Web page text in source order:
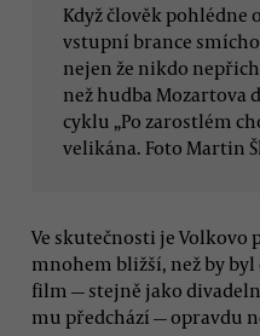
Když člověk pohlédne
vstupní brance
nejen že nikdo
než hudba
cyklu „Po zarostlém
velikána. Foto Martin
Ve skutečnosti je Volkovo
mnohem bližší, než by
film — stejně jako
mu předchází — opravdu